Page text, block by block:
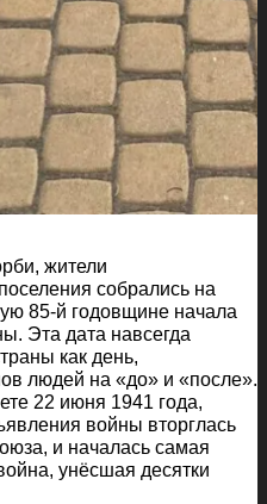
жители
собрались на
85-й годовщине начала
Эта дата навсегда
как день,
людей на «до» и «после».
22 июня 1941 года,
войны вторглась
и началась самая
унёсшая десятки